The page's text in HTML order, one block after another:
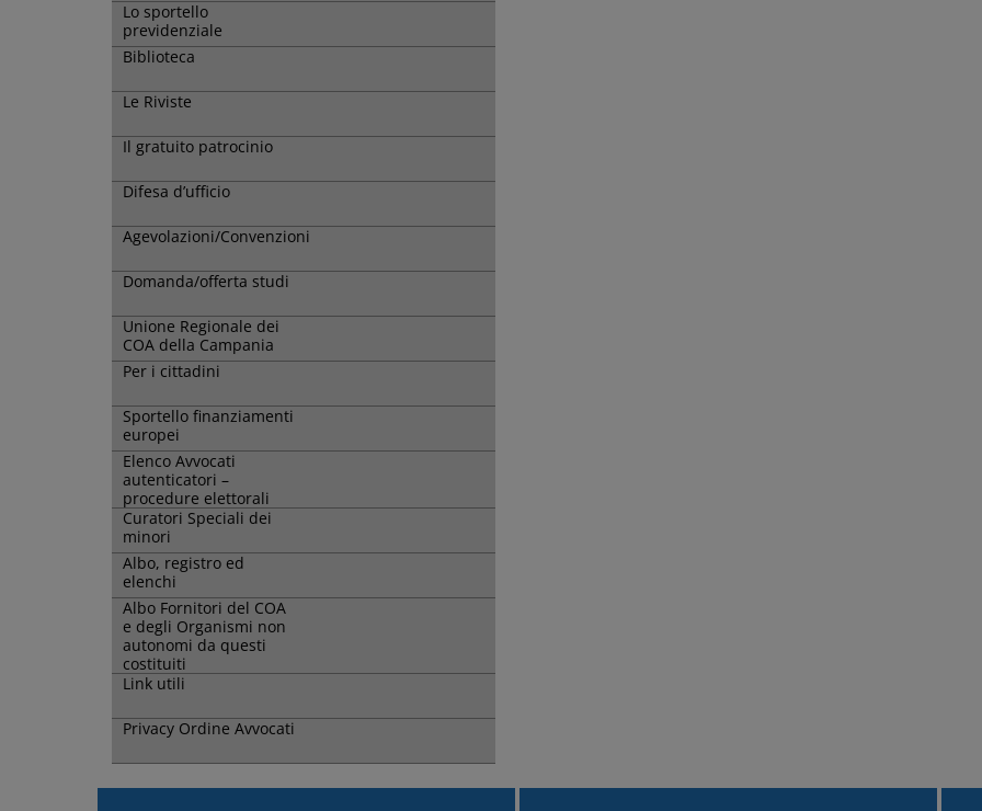
Lo sportello
previdenziale
Biblioteca
Le Riviste
Il gratuito patrocinio
Difesa d’ufficio
Agevolazioni/Convenzioni
Domanda/offerta studi
Unione Regionale dei
COA della Campania
Per i cittadini
Sportello finanziamenti
europei
Elenco Avvocati
autenticatori –
procedure elettorali
Curatori Speciali dei
minori
Albo, registro ed
elenchi
Albo Fornitori del COA
e degli Organismi non
autonomi da questi
costituiti
Link utili
Privacy Ordine Avvocati